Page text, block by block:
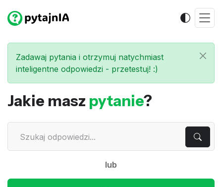
Zadawaj pytania i otrzymuj natychmiast
inteligentne odpowiedzi - przetestuj! :)
Jakie masz pytanie?
lub